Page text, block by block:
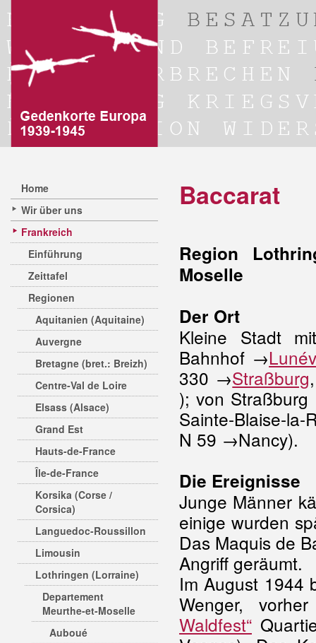
Home
Wir über uns
Frankreich
Einführung
Zeittafel
Regionen
Aquitanien (Aquitaine)
Auvergne
Bretagne (bret.: Breizh)
Centre-Val de Loire
Elsass (Alsace)
Grand Est
Hauts-de-France
Île-de-France
Korsika (Corse /
Corsica)
Languedoc-Roussillon
Limousin
Lothringen (Lorraine)
Departement
Meurthe-et-Moselle
Auboué
Baccarat
Region
Moselle
Der Ort
Kleine Stadt
Bahnhof →
330 →Straßburg
); von
Sainte-Blaise-
N 59 →Nancy).
Die Ereignisse
Junge Männer
einige wurden
Das Maquis de
Angriff geräumt.
Im August 1944
Wenger,
Waldfest“